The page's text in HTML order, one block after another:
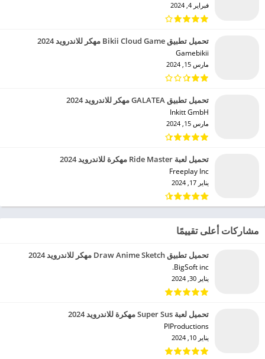
فبراير 4, 2024
تحميل تطبيق Bikii Cloud Game مهكر للاندرويد 2024
Gamebikii‏
مارس 15, 2024
تحميل تطبيق GALATEA مهكر للاندرويد 2024
Inkitt GmbH‏
مارس 15, 2024
تحميل لعبة Ride Master مهكرة للاندرويد 2024
Freeplay Inc‏
يناير 17, 2024
مشاركات أعلى تقييمًا
تحميل تطبيق Draw Anime Sketch مهكر للاندرويد 2024
BigSoft inc.‏
يناير 30, 2024
تحميل لعبة Super Sus مهكرة للاندرويد 2024
PIProductions‏
يناير 10, 2024